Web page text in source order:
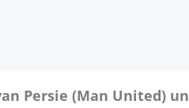
Persie (Man United) un